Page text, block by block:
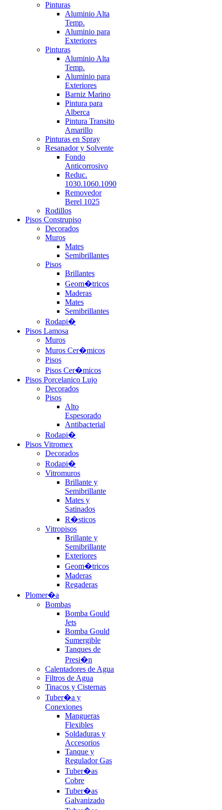
Pinturas
Aluminio Alta
Temp.
Aluminio para
Exteriores
Pinturas
Aluminio Alta
Temp.
Aluminio para
Exteriores
Barniz Marino
Pintura para
Alberca
Pintura Transito
Amarillo
Pinturas en Spray
Resanador y Solvente
Fondo
Anticorrosivo
Reduc.
1030.1060.1090
Removedor
Berel 1025
Rodillos
Pisos Construpiso
Decorados
Muros
Mates
Semibrillantes
Pisos
Brillantes
Geom�tricos
Maderas
Mates
Semibrillantes
Rodapi�
Pisos Lamosa
Muros
Muros Cer�micos
Pisos
Pisos Cer�micos
Pisos Porcelanico Lujo
Decorados
Pisos
Alto
Espesorado
Antibacterial
Rodapi�
Pisos Vitromex
Decorados
Rodapi�
Vitromuros
Brillante y
Semibrillante
Mates y
Satinados
R�sticos
Vitropisos
Brillante y
Semibrillante
Exteriores
Geom�tricos
Maderas
Regaderas
Plomer�a
Bombas
Bomba Gould
Jets
Bomba Gould
Sumergible
Tanques de
Presi�n
Calentadores de Agua
Filtros de Agua
Tinacos y Cisternas
Tuber�a y
Conexiones
Mangueras
Flexibles
Soldaduras y
Accesorios
Tanque y
Regulador Gas
Tuber�as
Cobre
Tuber�as
Galvanizado